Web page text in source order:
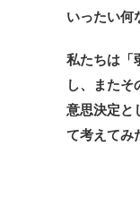
いったい何
私たちは「
し、またそ
意思決定と
て考えてみ